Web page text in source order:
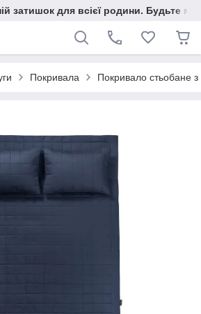
затишок для всієї родини. Будьте як
Покривала Покривало стьобане